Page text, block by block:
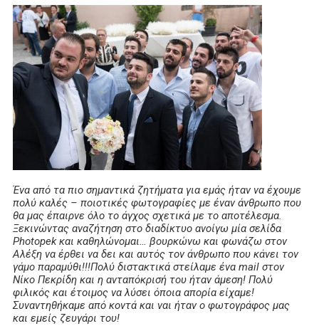
Ένα από τα πιο σημαντικά ζητήματα για εμάς ήταν να έχουμε
πολύ καλές – ποιοτικές φωτογραφίες με έναν άνθρωπο που
θα μας έπαιρνε όλο το άγχος σχετικά με το αποτέλεσμα.
Ξεκινώντας αναζήτηση στο διαδίκτυο ανοίγω μία σελίδα
Photopek και καθηλώνομαι… βουρκώνω και φωνάζω στον
Αλέξη να έρθει να δει και αυτός τον άνθρωπο που κάνει τον
γάμο παραμύθι!!!Πολύ διστακτικά στείλαμε ένα mail στον
Νίκο Πεκρίδη και η ανταπόκρισή του ήταν άμεση! Πολύ
φιλικός και έτοιμος να λύσει όποια απορία είχαμε!
Συναντηθήκαμε από κοντά και ναι ήταν ο φωτογράφος μας
και εμείς ζευγάρι του!